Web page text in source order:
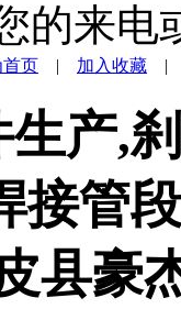
的来电
页 | 加入收藏 |
生产,
接管
县豪